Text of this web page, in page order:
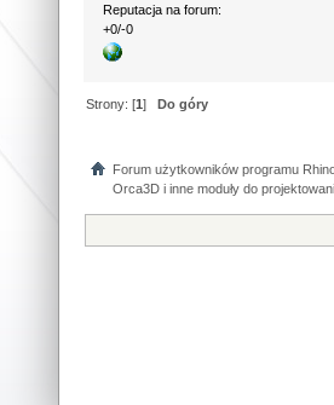
Reputacja na forum:
+0/-0
Strony: [1] Do góry
Forum użytkowników programu
Orca3D i inne moduły do